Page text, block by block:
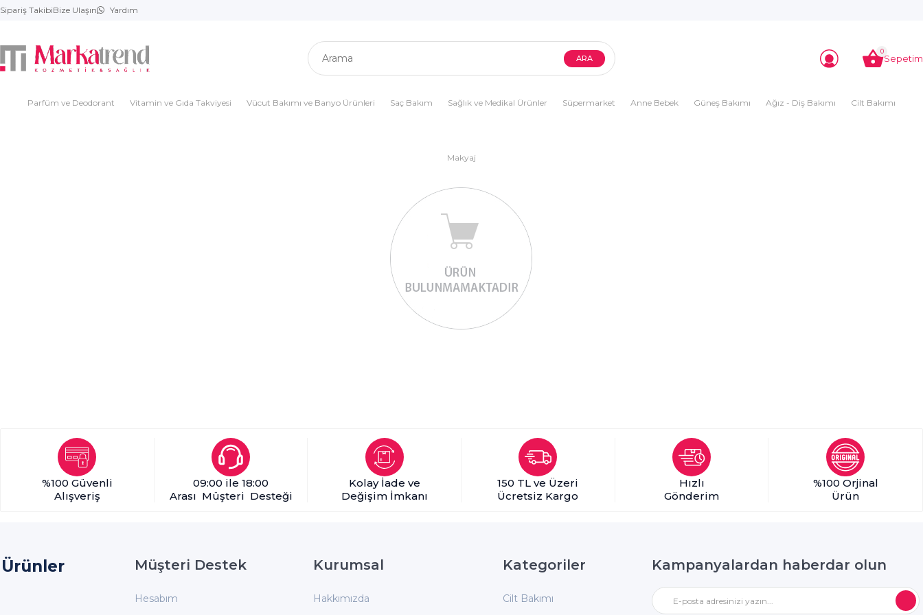
Sipariş TakibiBize Ulaşın Yardım
Sepetim
0
Parfüm ve Deodorant Vitamin ve Gıda Takviyesi Vücut Bakımı ve Banyo Ürünleri Saç Bakım Sağlık ve Medikal Ürünler Süpermarket Anne Bebek Güneş Bakımı Ağız - Diş Bakımı Cilt Bakımı
Makyaj
%100 Güvenli
Alışveriş
09:00 ile 18:00
Arası Müşteri Desteği
Kolay İade ve
Değişim İmkanı
150 TL ve Üzeri
Ücretsiz Kargo
Hızlı
Gönderim
%100 Orjinal
Ürün
Ürünler Müşteri Destek
Hesabım
Kurumsal
Hakkımızda
Kategoriler
Cilt Bakımı
Kampanyalardan haberdar olun